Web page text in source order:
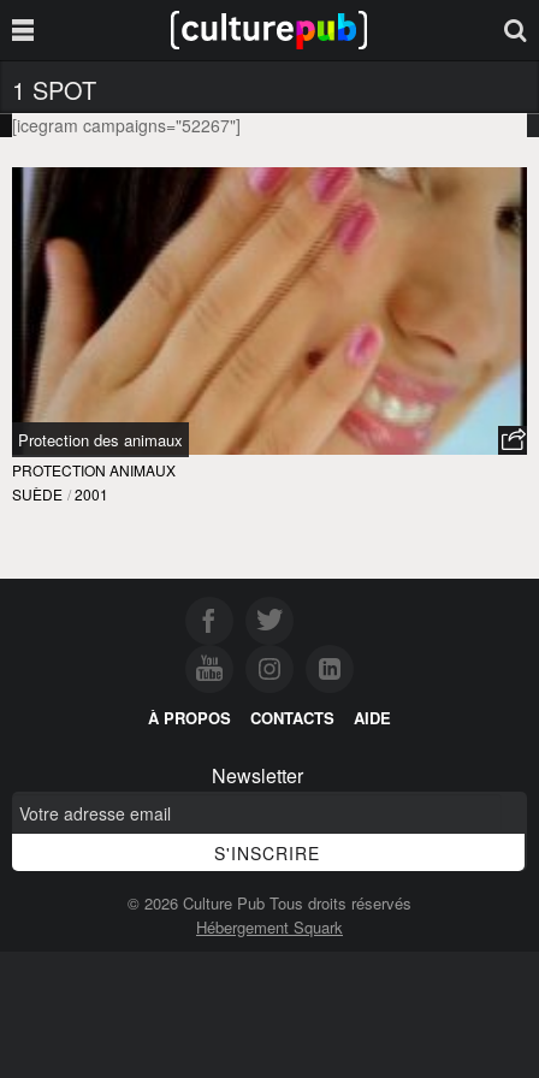
1 SPOT
[icegram campaigns="52267"]
Protection des animaux
PROTECTION ANIMAUX
SUÈDE / 2001
À PROPOS CONTACTS AIDE
Newsletter
© 2026 Culture Pub Tous droits réservés
Hébergement Squark